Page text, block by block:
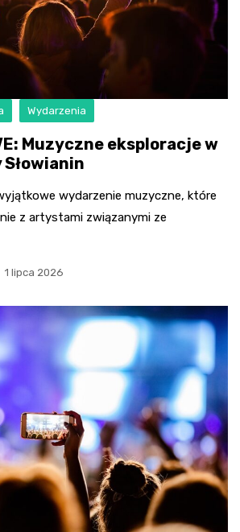
Wydarzenia
Muzyczne eksploracje w
wydarzenie muzyczne, które
z artystami związanymi ze
1 lipca 2026